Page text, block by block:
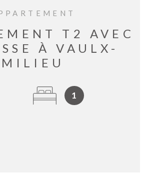
T2 AVEC
À VAULX-
MILIEU
1